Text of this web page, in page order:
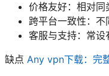
价格友好：相对同
跨平台一致性：不
客服与支持：常设
缺点 Any vpn下载：完